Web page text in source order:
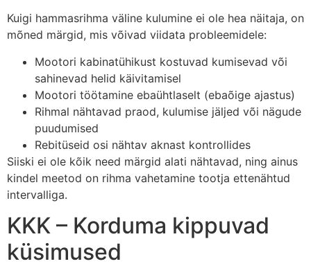
Kuigi hammasrihma väline kulumine ei ole hea näitaja, on
mõned märgid, mis võivad viidata probleemidele:
Mootori kabinatühikust kostuvad kumisevad või
sahinevad helid käivitamisel
Mootori töötamine ebaühtlaselt (ebaõige ajastus)
Rihmal nähtavad praod, kulumise jäljed või nägude
puudumised
Rebitüseid osi nähtav aknast kontrollides
Siiski ei ole kõik need märgid alati nähtavad, ning ainus
kindel meetod on rihma vahetamine tootja ettenähtud
intervalliga.
KKK – Korduma kippuvad
küsimused